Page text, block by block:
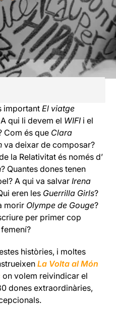
importantEl viatge
qui li devem el WIFI i el
Com és que Clara
va deixar de composar?
la Relativitat és només d’
? Quantes dones tenen
A qui va salvarIrena
eren les Guerrilla Girls?
morir Olympe de Gouge?
per primer cop
femení?
històries, i moltes
La Volta al Món
on volem reivindicar el
dones extraordinàries,